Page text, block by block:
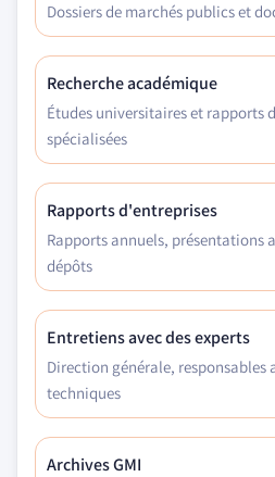
Dossiers de marchés publics et
Recherche académique
Études universitaires et rapports
spécialisées
Rapports d'entreprises
Rapports annuels, présentations
dépôts
Entretiens avec des experts
Direction générale, responsables
techniques
Archives GMI